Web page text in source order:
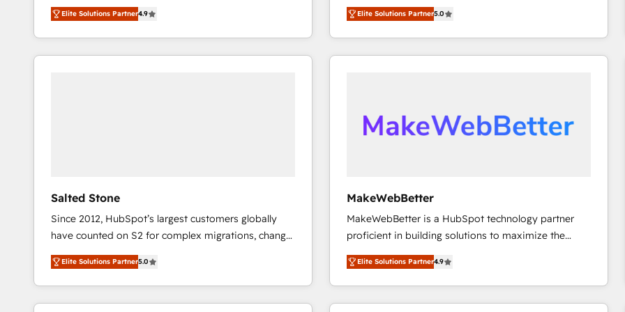
HubSpot大百科 出版 CRM・AI活用に関するご相談、現
HubSpot’s only Elite Partner with all 8 Accreditations
and a 3× Partner of the Year, New Breed turns
HubSpot into your engine for measurable, durable
growth.
North America. Avec plus de 115 experts en
marketing automation, Growth, Revops, CRM et
webdesign. Markentive is both a consulting firm, a
digital agency and an integrator. With over 115
Elite Solutions Partner4.9
growth. As a triple-accredited HubSpot Solutions
Partner, we specialize in both strategic RevOps
planning and hands-on technical execution - building
the operational foundation companies need to
we help: ✔️ Full HubSpot implementations and portal
optimization ✔️ Data migrations, CRM architecture,
based engagements and ongoing RevOps
partnerships, we guide organizations through the
revenue maturity model - delivering the right
improvements at the right time so operations
evolve strategically and sustainably as the business
grows.
Elite Solutions Partner5.0
Salted Stone
Since 2012, HubSpot’s largest customers globally
have counted on S2 for complex migrations, change
management, systems integration, and creative
solutions that deliver measurable impact and
transform brand experiences As one of the few full-
service creative agencies in the HubSpot
Elite Solutions Partner5.0
MakeWebBetter
MakeWebBetter is a HubSpot technology partner
proficient in building solutions to maximize the
operational efficiency of HubSpot. The fastest-
growing tech-enabler & facilitator, MakeWebBetter,
hands you the blend of HubSpot expertise &
eminent solutions & integrations. Trust us to
Elite Solutions Partner4.9